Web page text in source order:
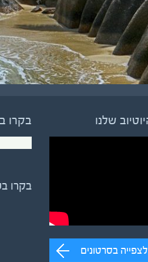
שלנו
בסרטונים
בקרו
בקרו